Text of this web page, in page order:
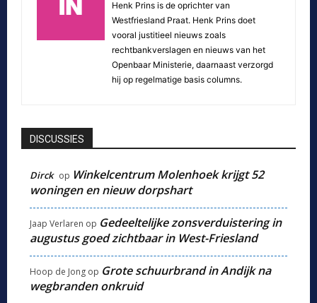
Henk Prins is de oprichter van
Westfriesland Praat. Henk Prins doet
vooral justitieel nieuws zoals
rechtbankverslagen en nieuws van het
Openbaar Ministerie, daarnaast verzorgd
hij op regelmatige basis columns.
DISCUSSIES
Dirck op Winkelcentrum Molenhoek krijgt 52
woningen en nieuw dorpshart
Jaap Verlaren op Gedeeltelijke zonsverduistering in
augustus goed zichtbaar in West-Friesland
Hoop de Jong op Grote schuurbrand in Andijk na
wegbranden onkruid